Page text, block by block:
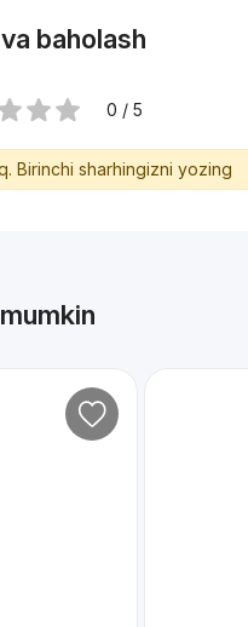
baholash
0 / 5
Birinchi sharhingizni yozing